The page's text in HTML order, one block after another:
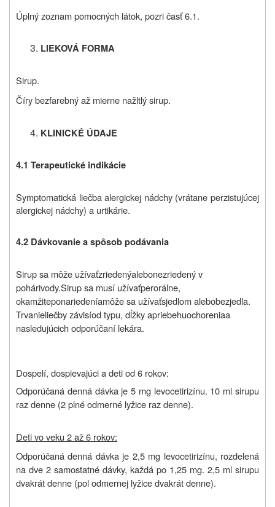
Úplný zoznam pomocných látok, pozri časť 6.1.
LIEKOVÁ FORMA
Sirup.
Číry bezfarebný až mierne nažltlý sirup.
KLINICKÉ ÚDAJE
4.1 Terapeutické indikácie
Symptomatická liečba alergickej nádchy (vrátane perzistujúcej
alergickej nádchy) a urtikárie.
4.2 Dávkovanie a spôsob podávania
Sirup sa môže užívaťzriedenýalebonezriedenýv
pohárivody.Sirupsa musí užívaťperorálne,
okamžiteponariedeníamôže sa užívaťsjedlom alebobezjedla.
Trvanieliečby závisíod typu, dĺžky apriebehuochoreniaa
nasledujúcichodporúčaní lekára.
Dospelí, dospievajúci a deti od 6 rokov:
Odporúčaná denná dávka je 5 mg levocetirizínu. 10 ml sirupu
raz denne (2 plné odmerné lyžice raz denne).
Deti vo veku 2 až 6 rokov:
Odporúčaná denná dávka je 2,5 mg levocetirizínu, rozdelená
na dve 2 samostatné dávky, každá po 1,25 mg. 2,5 ml sirupu
dvakrát denne (pol odmernej lyžice dvakrát denne).